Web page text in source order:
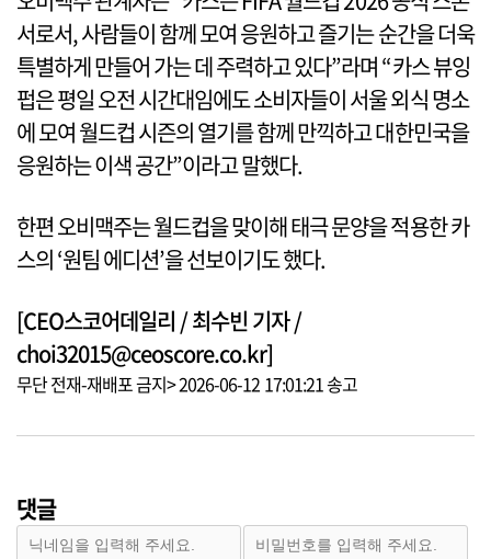
서로서, 사람들이 함께 모여 응원하고 즐기는 순간을 더욱
특별하게 만들어 가는 데 주력하고 있다”라며 “카스 뷰잉
펍은 평일 오전 시간대임에도 소비자들이 서울 외식 명소
에 모여 월드컵 시즌의 열기를 함께 만끽하고 대한민국을
응원하는 이색 공간”이라고 말했다.
한편 오비맥주는 월드컵을 맞이해 태극 문양을 적용한 카
스의 ‘원팀 에디션’을 선보이기도 했다.
[CEO스코어데일리 / 최수빈 기자 /
choi32015@ceoscore.co.kr]
무단 전재-재배포 금지> 2026-06-12 17:01:21 송고
댓글